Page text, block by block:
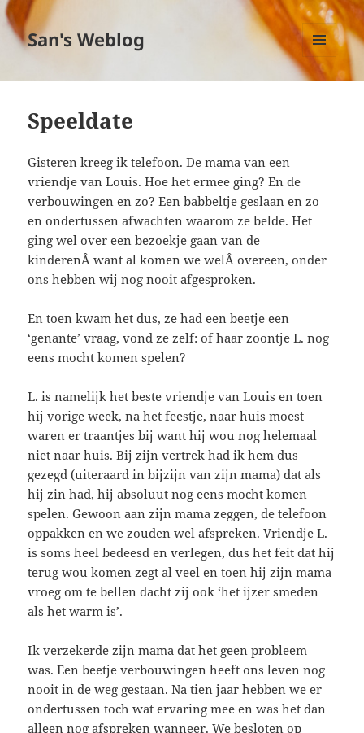
San's Weblog
MENU
EN
Speeldate
Gisteren kreeg ik telefoon. De mama van een
vriendje van Louis. Hoe het ermee ging? En de
verbouwingen en zo? Een babbeltje geslaan en zo
en ondertussen afwachten waarom ze belde. Het
ging wel over een bezoekje gaan van de
kinderenÂ want al komen we welÂ overeen, onder
ons hebben wij nog nooit afgesproken.
En toen kwam het dus, ze had een beetje een
‘genante’ vraag, vond ze zelf: of haar zoontje L. nog
eens mocht komen spelen?
L. is namelijk het beste vriendje van Louis en toen
hij vorige week, na het feestje, naar huis moest
waren er traantjes bij want hij wou nog helemaal
niet naar huis. Bij zijn vertrek had ik hem dus
gezegd (uiteraard in bijzijn van zijn mama) dat als
hij zin had, hij absoluut nog eens mocht komen
spelen. Gewoon aan zijn mama zeggen, de telefoon
oppakken en we zouden wel afspreken. Vriendje L.
is soms heel bedeesd en verlegen, dus het feit dat hij
terug wou komen zegt al veel en toen hij zijn mama
vroeg om te bellen dacht zij ook ‘het ijzer smeden
als het warm is’.
Ik verzekerde zijn mama dat het geen probleem
was. Een beetje verbouwingen heeft ons leven nog
nooit in de weg gestaan. Na tien jaar hebben we er
ondertussen toch wat ervaring mee en was het dan
alleen nog afspreken wanneer. We besloten op